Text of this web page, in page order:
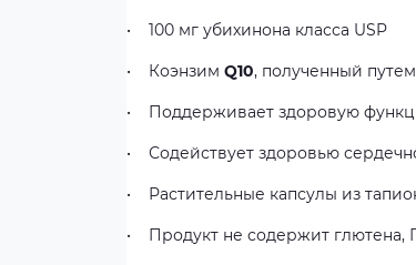
• 100 мг убихинона класса USP
• Коэнзим Q10, полученный
• Поддерживает здоровую
• Содействует здоровью
• Растительные капсулы из
• Продукт не содержит глютена,